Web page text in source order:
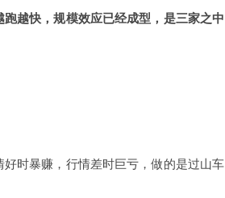
越快，规模效应已经成型，是三家之中
时暴赚，行情差时巨亏，做的是过山车